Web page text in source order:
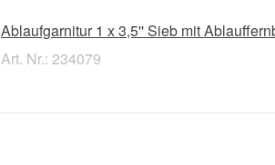
Ablaufgarnitur 1 x 3,5'' Sieb mit
Art. Nr.: 234079